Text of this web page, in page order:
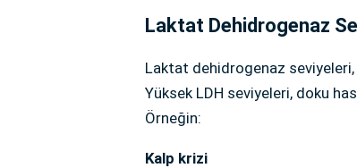
Laktat Dehidrogenaz
Laktat dehidrogenaz
Yüksek LDH seviyeleri, doku
Örneğin:
Kalp krizi